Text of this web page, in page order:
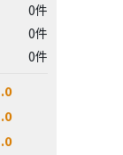
0件
0件
0件